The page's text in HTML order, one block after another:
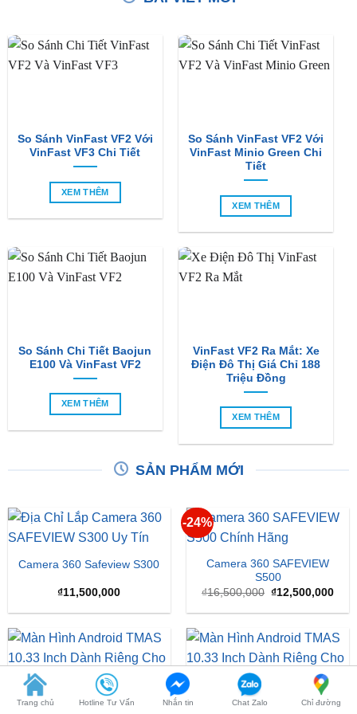
BÀI VIẾT MỚI
So Sánh VinFast VF2 Với
VinFast VF3 Chi Tiết
XEM THÊM
So Sánh VinFast VF2 Với
VinFast Minio Green Chi
Tiết
So Sánh Chi Tiết Baojun
E100 Và VinFast VF2
VinFast VF2 Ra Mắt: Xe
Điện Đô Thị Giá Chỉ 188
Triệu Đồng
SẢN PHẨM MỚI
Camera 360 Safeview S300
₫11,500,000
-24%
S500
₫16,500,000 Giá
gốc
₫16,500,000.
₫12,500,000Giá
hiện
Trang chủ Hotline Tư Vấn Nhắn tin Chat Zalo Chỉ đường